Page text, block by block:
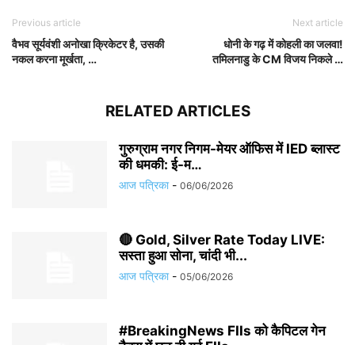
Previous article
वैभव सूर्यवंशी अनोखा क्रिकेटर है, उसकी
नकल करना मूर्खता, …
Next article
धोनी के गढ़ में कोहली का जलवा!
तमिलनाडु के CM विजय निकले …
RELATED ARTICLES
गुरुग्राम नगर निगम-मेयर ऑफिस में IED ब्लास्ट
की धमकी: ई-म…
आज पत्रिका - 06/06/2026
🔴 Gold, Silver Rate Today LIVE:
सस्ता हुआ सोना, चांदी भी...
आज पत्रिका - 05/06/2026
#BreakingNews FIIs को कैपिटल गेन